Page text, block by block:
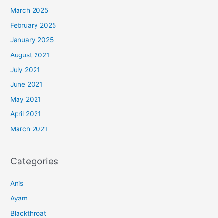
March 2025
February 2025
January 2025
August 2021
July 2021
June 2021
May 2021
April 2021
March 2021
Categories
Anis
Ayam
Blackthroat